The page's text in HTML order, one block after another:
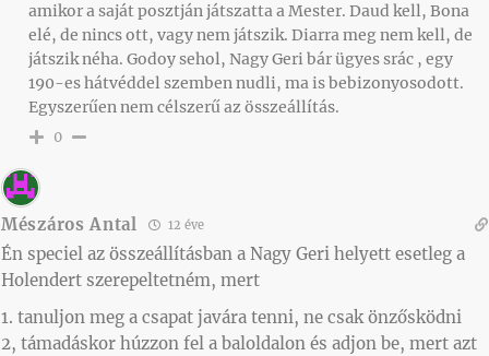
amikor a saját posztján játszatta a Mester. Daud kell, Bona
elé, de nincs ott, vagy nem játszik. Diarra meg nem kell, de
játszik néha. Godoy sehol, Nagy Geri bár ügyes srác , egy
190-es hátvéddel szemben nudli, ma is bebizonyosodott.
Egyszerűen nem célszerű az összeállítás.
0
Mészáros Antal 12 éve
Én speciel az összeállításban a Nagy Geri helyett esetleg a
Holendert szerepeltetném, mert
1. tanuljon meg a csapat javára tenni, ne csak önzősködni
2, támadáskor húzzon fel a baloldalon és adjon be, mert azt